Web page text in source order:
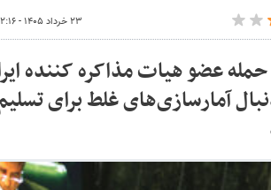
۲۳ خرداد ۱۴۰۵ - ۱۲:۱۶
حمله عضو هیات مذاکره کننده
آمارسازی‌های غلط برای